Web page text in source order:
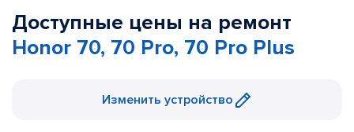
Доступные цены на ремонт
Honor 70, 70 Pro, 70 Pro Plus
Изменить устройство